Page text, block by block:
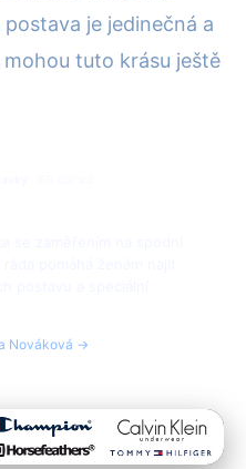
je jedinečná a
tuto krásu ještě
Nováková →